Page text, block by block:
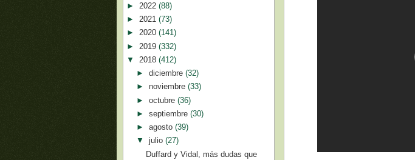
► 2022 (88)
► 2021 (73)
► 2020 (141)
► 2019 (332)
▼ 2018 (412)
► diciembre (32)
► noviembre (33)
► octubre (36)
► septiembre (30)
► agosto (39)
▼ julio (27)
Duffard y Vidal, más dudas que